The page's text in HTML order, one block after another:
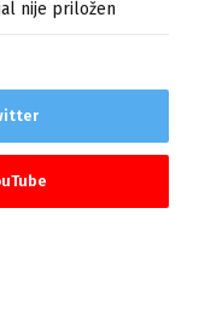
nije priložen